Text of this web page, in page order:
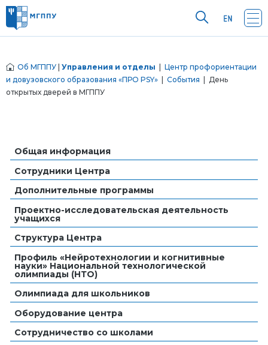
Об МГППУ Управления и отделы
Центр профориентации
и довузовского образования «ПРО PSY»
События | День
открытых дверей в МГППУ
Общая информация
Сотрудники Центра
Дополнительные программы
Проектно-исследовательская деятельность
учащихся
Структура Центра
Профиль «Нейротехнологии и когнитивные
науки» Национальной технологической
олимпиады (НТО)
Олимпиада для школьников
Оборудование центра
Сотрудничество со школами